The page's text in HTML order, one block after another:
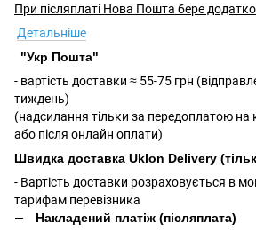
При післяплаті Нова Пошта бере
Детальніше
"Укр Пошта"
- вартість доставки ≈ 55-75 грн
тиждень)
(надсилання тільки за передоплатою на
або після онлайн оплати)
Швидка доставка Uklon Delivery
- Вартість доставки розраховується в
тарифам перевізника
Накладений платіж (післяплата)